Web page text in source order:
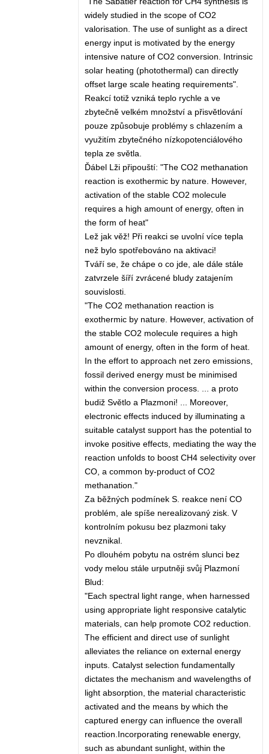
widely studied in the scope of CO2
valorisation. The use of sunlight as a direct
energy input is motivated by the energy
intensive nature of CO2 conversion. Intrinsic
solar heating (photothermal) can directly
offset large scale heating requirements".
Reakcí totiž vzniká teplo rychle a ve
zbytečně velkém množství a přisvětlování
pouze způsobuje problémy s chlazením a
využitím zbytečného nízkopotenciálového
tepla ze světla.
Ďábel Lži připouští: "The CO2 methanation
reaction is exothermic by nature. However,
activation of the stable CO2 molecule
requires a high amount of energy, often in
the form of heat"
Lež jak věž! Při reakci se uvolní více tepla
než bylo spotřebováno na aktivaci!
Tváří se, že chápe o co jde, ale dále stále
zatvrzele šíří zvrácené bludy zatajením
souvislosti.
"The CO2 methanation reaction is
exothermic by nature. However, activation of
the stable CO2 molecule requires a high
amount of energy, often in the form of heat.
In the effort to approach net zero emissions,
fossil derived energy must be minimised
within the conversion process. ... a proto
budiž Světlo a Plazmoni! ... Moreover,
electronic effects induced by illuminating a
suitable catalyst support has the potential to
invoke positive effects, mediating the way the
reaction unfolds to boost CH4 selectivity over
CO, a common by-product of CO2
methanation."
Za běžných podmínek S. reakce není CO
problém, ale spíše nerealizovaný zisk. V
kontrolním pokusu bez plazmoni taky
nevznikal.
Po dlouhém pobytu na ostrém slunci bez
vody melou stále urputněji svůj Plazmoní
Blud:
"Each spectral light range, when harnessed
using appropriate light responsive catalytic
materials, can help promote CO2 reduction.
The efficient and direct use of sunlight
alleviates the reliance on external energy
inputs. Catalyst selection fundamentally
dictates the mechanism and wavelengths of
light absorption, the material characteristic
activated and the means by which the
captured energy can influence the overall
reaction.Incorporating renewable energy,
such as abundant sunlight, within the